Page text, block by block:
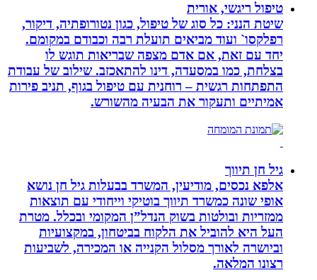
טיפול ריגשי, אורית
שיטת הנני: כל סוג של טיפול, כגון נטורופתיה, דיקור,
רפלקסו` ועוד מביאים תועלת רבה וכבודם במקומם.
יחד עם זאת, אם אדם מצפה שבריאות תוגש לו
בצלחת, כמו במסעדה, דינו להתאכזב. שילוב של עבודת
התפתחות רגשית – רוחנית עם טיפול בגוף, תניב פירות
אמיתיים ותעקור את הבעיה מהשורש.
גיל חן תיווך
אלפא נכסים, מודיעין, המשרד בבעלות גיל חן נושא
אופי שונה כמשרד תיווך בוטיקי וייחודי עם תוצאות
ממזריות ובולטות בשוק הנדל”ן המקומי ובכלל. מטרת
העל היא להוביל את הלקוח בביטחון, במקצועיות
וביושרה לאורך מסלול הקנייה או המכירה, לשביעות
רצונו המלאה.